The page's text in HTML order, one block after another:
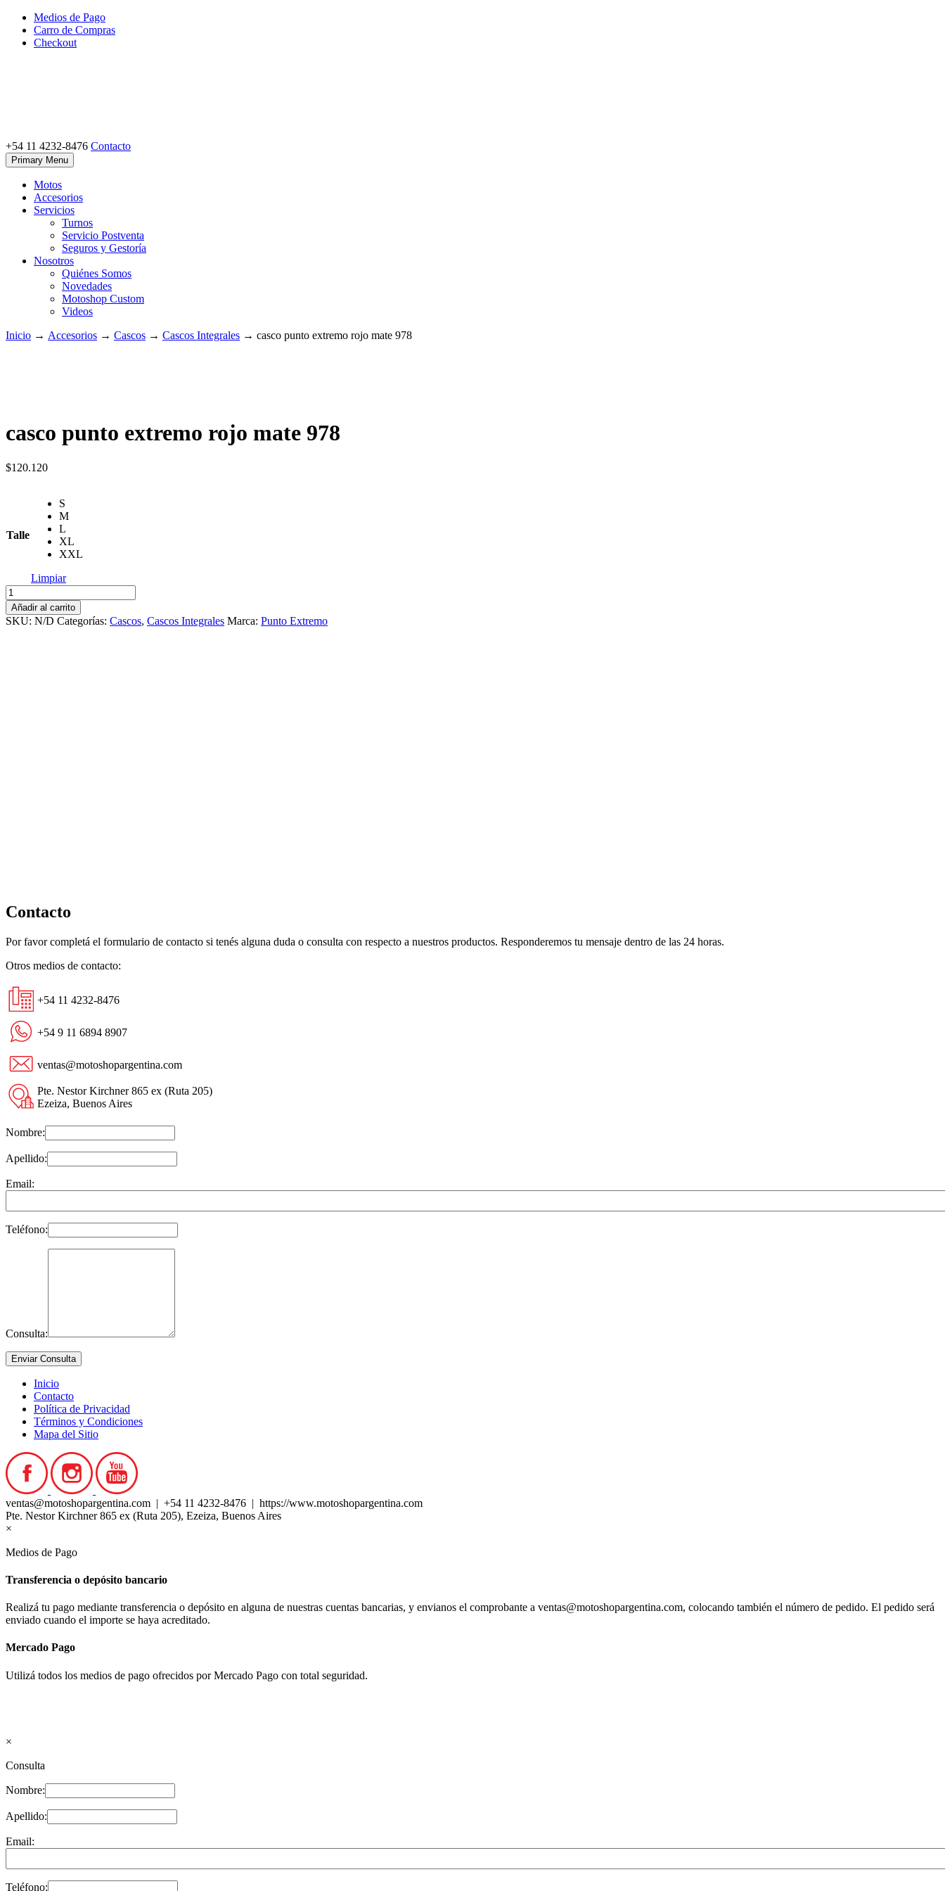
Skip
content
Medios de Pago
Carro de Compras
Checkout
Motoshop Ezeiza
Motos y Accesorios
+54 11 4232-8476 Contacto
Primary Menu
Motos
Accesorios
Servicios
Turnos
Servicio Postventa
Seguros y Gestoría
Nosotros
Quiénes Somos
Novedades
Motoshop Custom
Videos
Inicio → Accesorios → Cascos → Cascos Integrales → casco punto extremo rojo mate 978
casco punto extremo rojo mate 978
$120.120
Talle
S
M
L
XL
XXL
Limpiar
casco
punto
extremo
rojo
Añadir al carrito
SKU: N/D Categorías: Cascos, Cascos Integrales Marca: Punto Extremo
Contacto
Por favor completá el formulario de contacto si tenés alguna duda o consulta con respecto a nuestros productos. Responderemos tu mensaje dentro de las 24 horas.
Otros medios de contacto:
+54 11 4232-8476
+54 9 11 6894 8907
ventas@motoshopargentina.com
Pte. Nestor Kirchner 865 ex (Ruta 205)
Ezeiza, Buenos Aires
Nombre:
Apellido:
Email:
Teléfono:
Consulta:
Inicio
Contacto
Política de Privacidad
Términos y Condiciones
Mapa del Sitio
ventas@motoshopargentina.com | +54 11 4232-8476 | https://www.motoshopargentina.com
Pte. Nestor Kirchner 865 ex (Ruta 205), Ezeiza, Buenos Aires
×
Medios de Pago
Transferencia o depósito bancario
Realizá tu pago mediante transferencia o depósito en alguna de nuestras cuentas bancarias, y envianos el comprobante a ventas@motoshopargentina.com, colocando también el número de pedido. El pedido será
enviado cuando el importe se haya acreditado.
Mercado Pago
Utilizá todos los medios de pago ofrecidos por Mercado Pago con total seguridad.
×
Consulta
Nombre:
Apellido:
Email:
Teléfono: